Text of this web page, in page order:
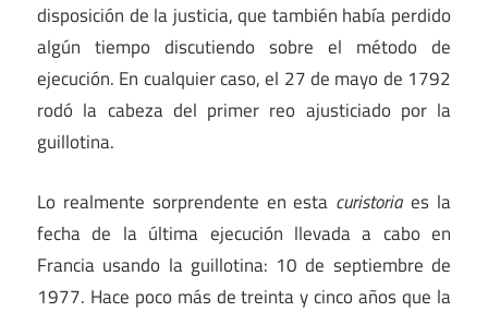
disposición de la justicia, que también había perdido
algún tiempo discutiendo sobre el método de
ejecución. En cualquier caso, el 27 de mayo de 1792
rodó la cabeza del primer reo ajusticiado por la
guillotina.
Lo realmente sorprendente en esta curistoria es la
fecha de la última ejecución llevada a cabo en
Francia usando la guillotina: 10 de septiembre de
1977. Hace poco más de treinta y cinco años que la